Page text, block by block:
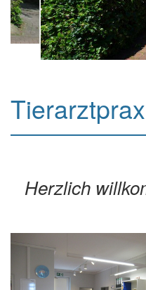
Herzlich